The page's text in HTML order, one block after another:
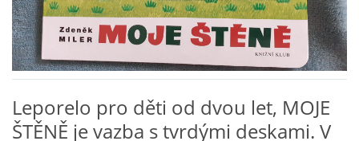
VZDĚLÁVACÍ BLOK ZÁŘÍ
VZDĚLÁVACÍ BLOK ŘÍJEN
VZDĚLÁVACÍ BLOK LISTOPAD
Leporelo pro děti od dvou let, MOJE
ŠTĚNĚ je vazba s tvrdými deskami. V